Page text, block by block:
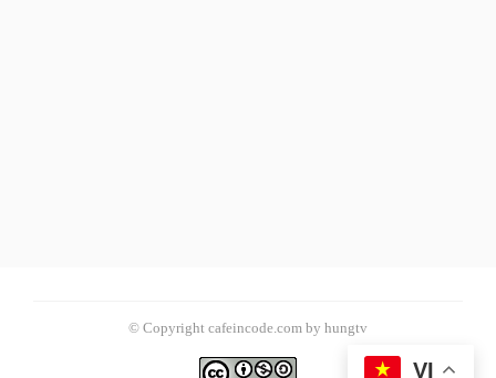
© Copyright cafeincode.com by hungtv
VI